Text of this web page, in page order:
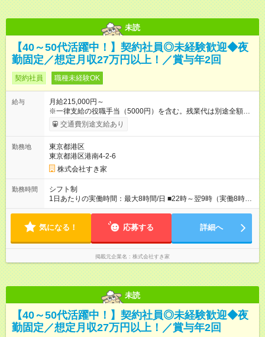
未読
【40～50代活躍中！】契約社員◎未経験歓迎◆夜
勤固定／想定月収27万円以上！／賞与年2回
契約社員 職種未経験OK
給与
月給215,000円～
※一律支給の役職手当（5000円）を含む。残業代は別途全額支
給。 ※深夜勤務手当は、残業時間等により変動します。 ※想定
月収27万円以上 ※最大4回昇給のチャンスあり ※賞与年2回支給
交通費別途支給あり
勤務地
東京都港区
東京都港区港南4-2-6
株式会社すき家
勤務時間
シフト制
1日あたりの実働時間：最大8時間/日 ■22時～翌9時（実働8時
間） ※上記はあくまでも一例です。店舗により、時間が前後す
のシフトを組んでいます。 ★各店舗のサポートのために本社に
気になる！ 応募する 詳細へ
掲載元企業名 株式会社すき家
未読
【40～50代活躍中！】契約社員◎未経験歓迎◆夜
勤固定／想定月収27万円以上！／賞与年2回